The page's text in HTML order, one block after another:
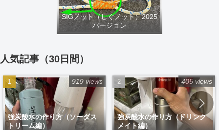
SIGノット（しぐノット）2025
バージョン
人気記事（30日間）
強炭酸水の作り方（ソーダス
トリーム編）
919 views
強炭酸水の作り方（ドリンク
メイト編）
405 views